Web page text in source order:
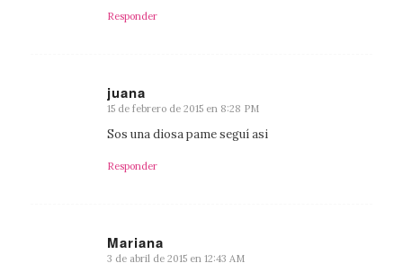
Responder
juana
Dice:
15 de febrero de 2015 en 8:28 PM
Sos una diosa pame seguí asi
Responder
Mariana
Dice:
3 de abril de 2015 en 12:43 AM